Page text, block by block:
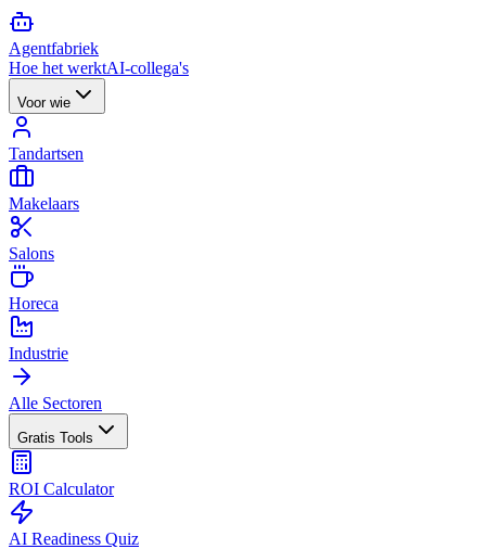
Agentfabriek
Hoe het werktAI-collega's
Voor wie
Tandartsen
Makelaars
Salons
Horeca
Industrie
Alle Sectoren
Gratis Tools
ROI Calculator
AI Readiness Quiz